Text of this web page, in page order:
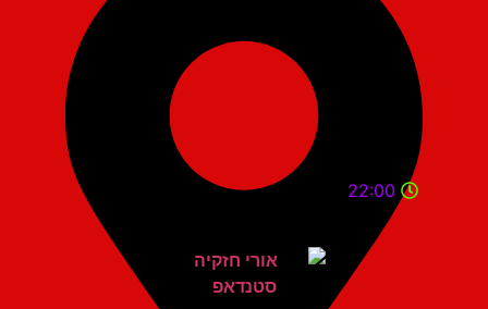
22:00